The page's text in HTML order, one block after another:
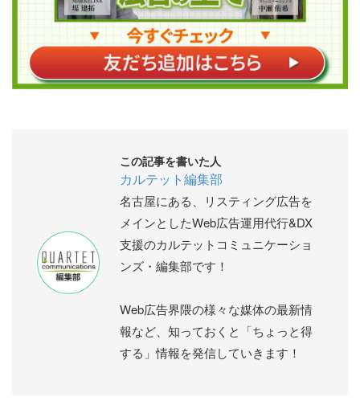
この記事を書いた人
カルテット編集部
名古屋にある、リスティング広告を
メインとしたWeb広告運用代行&DX
支援のカルテットコミュニケーショ
ンズ・編集部です！
Web広告界隈の様々な媒体の最新情
報など、知っておくと「ちょっと得
する」情報を発信していきます！